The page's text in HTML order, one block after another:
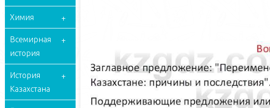
Химия
Всемирная
история
История
Казахстана